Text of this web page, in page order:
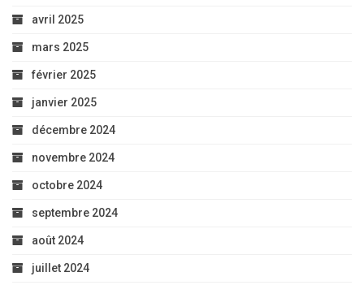
avril 2025
mars 2025
février 2025
janvier 2025
décembre 2024
novembre 2024
octobre 2024
septembre 2024
août 2024
juillet 2024